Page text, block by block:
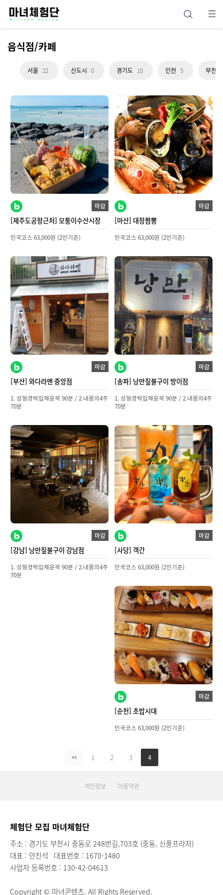
음식점/카페
서울 22 신도시 0 경기도 10 인천 5 부천
마감
[제주도공항근처] 모퉁이수산시장
민국코스 63,000원 (2인기준)
마감
[마산] 대장짬뽕
민국코스 63,000원 (2인기준)
마감
[부산] 와다라멘 중앙점
1. 성형경락입체윤곽 90분 / 2.내몸의4주
70분
마감
[송파] 낭만짚불구이 방이점
1. 성형경락입체윤곽 90분 / 2.내몸의4주
70분
마감
[강남] 낭만짚불구이 강남점
1. 성형경락입체윤곽 90분 / 2.내몸의4주
70분
마감
[사당] 객간
민국코스 63,000원 (2인기준)
마감
[순천] 초밥시대
민국코스 63,000원 (2인기준)
1 2 3 4
개인정보 이용약관
체험단 모집 마녀체험단
주소 : 경기도 부천시 중동로 248번길,703호 (중동, 신풍프라자)
대표 : 안진석 대표번호 : 1670-1480
사업자 등록번호 : 130-42-04613
Copyright © 마녀콘텐츠. All Rights Reserved.